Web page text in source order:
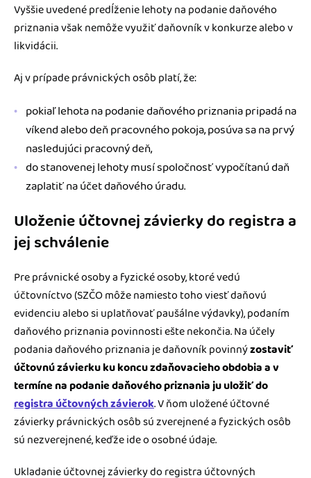
Vyššie uvedené predĺženie lehoty na podanie daňového
priznania však nemôže využiť daňovník v konkurze alebo v
likvidácii.
Aj v prípade právnických osôb platí, že:
pokiaľ lehota na podanie daňového priznania pripadá na
víkend alebo deň pracovného pokoja, posúva sa na prvý
nasledujúci pracovný deň,
do stanovenej lehoty musí spoločnosť vypočítanú daň
zaplatiť na účet daňového úradu.
Uloženie účtovnej závierky do registra a
jej schválenie
Pre právnické osoby a fyzické osoby, ktoré vedú
účtovníctvo (SZČO môže namiesto toho viesť daňovú
evidenciu alebo si uplatňovať paušálne výdavky), podaním
daňového priznania povinnosti ešte nekončia. Na účely
podania daňového priznania je daňovník povinnýzostaviť
účtovnú závierku ku koncu zdaňovacieho obdobia a v
termíne na podanie daňového priznania ju uložiť do
registra účtovných závierok. V ňom uložené účtovné
závierky právnických osôb sú zverejnené a fyzických osôb
sú nezverejnené, keďže ide o osobné údaje.
Ukladanie účtovnej závierky do registra účtovných